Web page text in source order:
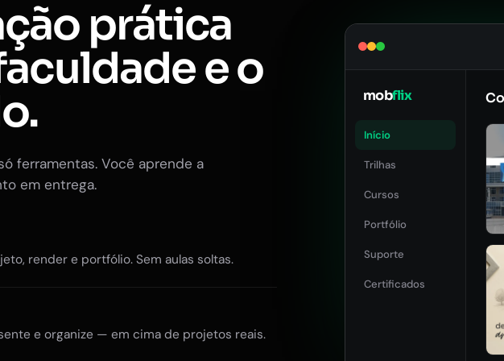
prática
e o
ferramentas. Você aprende a
em entrega.
render e portfólio. Sem aulas soltas.
e organize — em cima de projetos reais.
mobflix
Início
Trilhas
Cursos
Portfólio
Suporte
Certificados